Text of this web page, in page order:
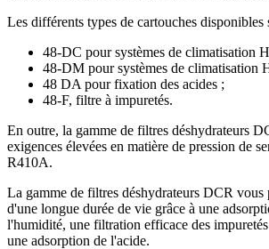
Les différents types de cartouches disponibles
48-DC pour systèmes de climatisation
48-DM pour systèmes de climatisation
48 DA pour fixation des acides ;
48-F, filtre à impuretés.
En outre, la gamme de filtres déshydrateurs
exigences élevées en matière de pression de
R410A.
La gamme de filtres déshydrateurs DCR vous
d'une longue durée de vie grâce à une
l'humidité, une filtration efficace des impuretés
une adsorption de l'acide.